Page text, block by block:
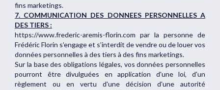
fins marketings.
7. COMMUNICATION DES DONNEES PERSONNELLES A
DES TIERS :
https://www.frederic-aremis-florin.com par la personne de
Frédéric Florin s’engage et s’interdit de vendre ou de louer vos
données personnelles à des tiers à des fins marketings.
Sur la base des obligations légales, vos données personnelles
pourront être divulguées en application d'une loi, d'un
règlement ou en vertu d'une décision d'une autorité